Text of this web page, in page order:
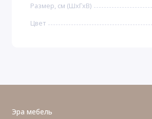
Размер, см (ШхГхВ)
Цвет
Эра мебель